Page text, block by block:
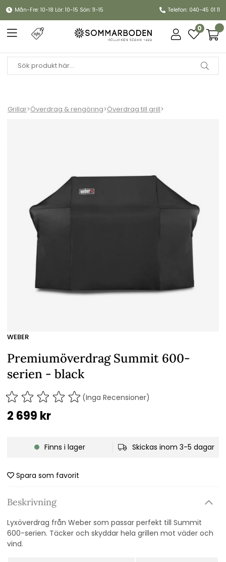
Mån-Fre: 10-18 Lör: 10-15 Sön: 11-15 Telefon: 040-45 01 11
0
Grillar>Överdrag & rengöring>Överdrag till grill>
WEBER
Premiumöverdrag Summit 600-
serien - black
(Inga Recensioner)
2 699 kr
Finns i lager Skickas inom 3-5 dagar
Spara som favorit
Beskrivning
Lyxöverdrag från Weber som passar perfekt till Summit
600-serien. Täcker och skyddar hela grillen mot väder och
vind.